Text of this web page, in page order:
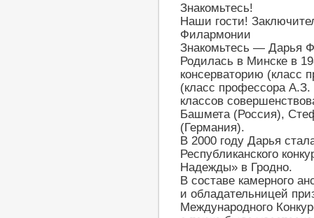
Знакомьтесь!
Наши гости!
Филармонии
Знакомьтесь — Дарья
Родилась в Минске в
консерваторию (класс
(класс профессора А.З.
классов
Башмета (Россия),
(Германия).
В 2000 году Дарья
Республиканского
Надежды» в Гродно.
В составе камерного
и обладательницей
Международного